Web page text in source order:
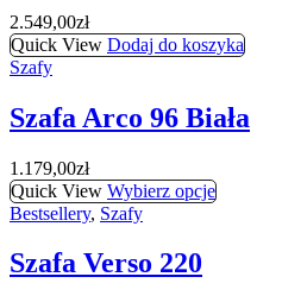
2.549,00zł
Quick View Dodaj do koszyka
Szafy
Szafa Arco 96 Biała
1.179,00zł
Quick View Wybierz opcje
Bestsellery, Szafy
Szafa Verso 220